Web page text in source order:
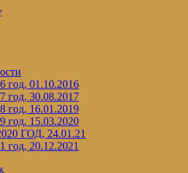
год, 01.10.2016
год, 30.08.2017
год, 16.01.2019
год, 15.03.2020
ГОД, 24.01.21
год, 20.12.2021